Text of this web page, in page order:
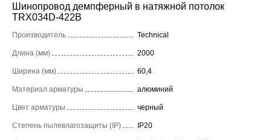
Шинопровод демпферный в натяжной потолок
TRX034D-422B
Производитель Technical
Длина (мм) 2000
Ширина (мм) 60,4
Материал арматуры алюминий
Цвет арматуры черный
Степень пылевлагозащиты (IP) IP20